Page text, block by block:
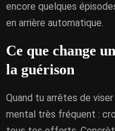
encore quelques
en arrière automatique.
Ce que change
la guérison
Quand tu arrêtes de
mental très fréquent :